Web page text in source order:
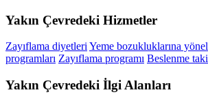
Yakın Çevredeki Hizmetler
Zayıflama diyetleri Yeme bozukluklarına
programları Zayıflama programı Beslenme
Yakın Çevredeki İlgi Alanları